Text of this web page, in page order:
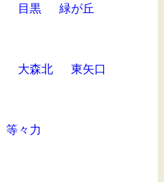
目黒 緑が丘
大森北 東矢口
等々力